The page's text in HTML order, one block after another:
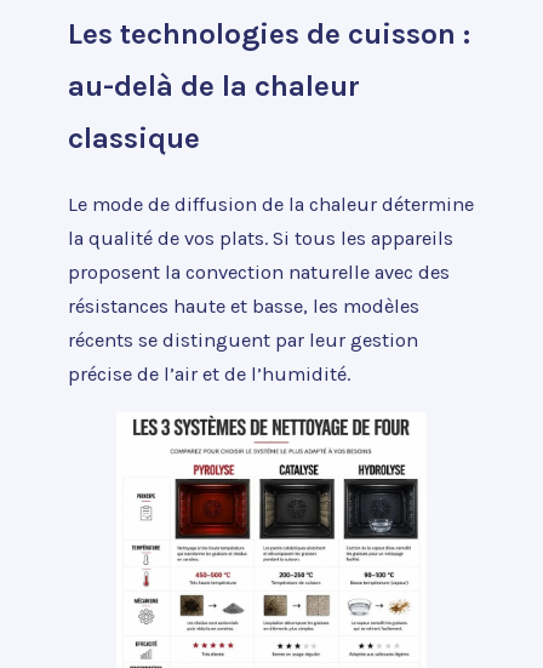
Les technologies de cuisson :
au-delà de la chaleur
classique
Le mode de diffusion de la chaleur détermine
la qualité de vos plats. Si tous les appareils
proposent la convection naturelle avec des
résistances haute et basse, les modèles
récents se distinguent par leur gestion
précise de l’air et de l’humidité.